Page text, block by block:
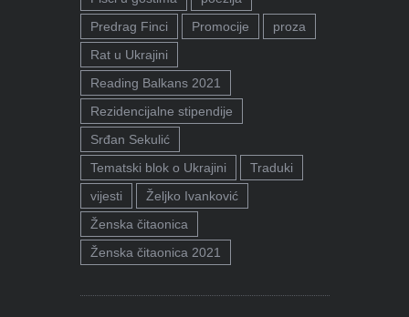
Predrag Finci
Promocije
proza
Rat u Ukrajini
Reading Balkans 2021
Rezidencijalne stipendije
Srđan Sekulić
Tematski blok o Ukrajini
Traduki
vijesti
Željko Ivanković
Ženska čitaonica
Ženska čitaonica 2021